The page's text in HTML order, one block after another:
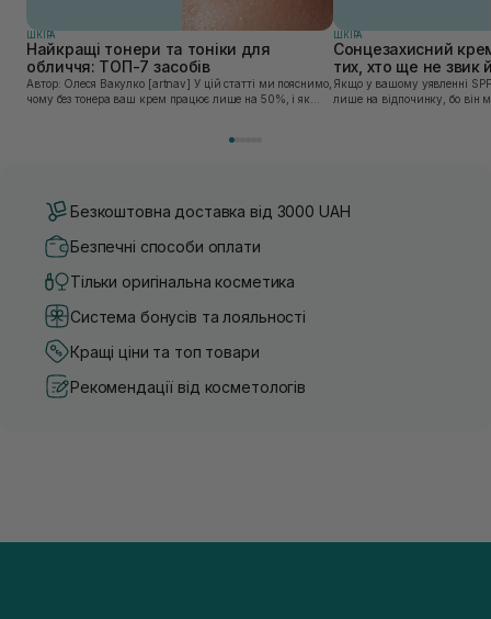
ШКIРА
Найкращі тонери та тоніки для
обличчя: ТОП-7 засобів
Автор: Олеся Вакулко [artnav] У цій статті ми пояснимо,
чому без тонера ваш крем працює лише на 50%, і як
ШКIРА
Сонцезахисний
тих, хто ще не звик
Якщо у вашому уявленні
лише на відпочинку, бо він
Безкоштовна доставка від 3000 UAH
Безпечні способи оплати
Тільки оригінальна косметика
Система бонусів та лояльності
Кращі ціни та топ товари
Рекомендації від косметологів